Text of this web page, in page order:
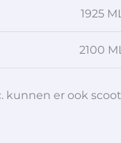
1925
2100
kunnen er ook